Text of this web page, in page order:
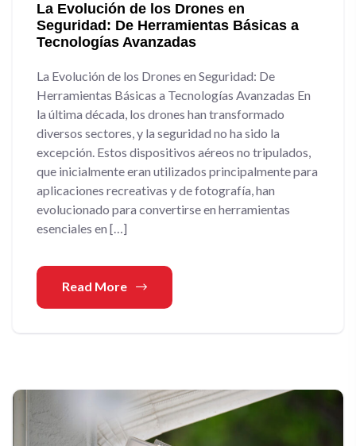
La Evolución de los Drones en
Seguridad: De Herramientas Básicas a
Tecnologías Avanzadas
La Evolución de los Drones en Seguridad: De
Herramientas Básicas a Tecnologías Avanzadas En
la última década, los drones han transformado
diversos sectores, y la seguridad no ha sido la
excepción. Estos dispositivos aéreos no tripulados,
que inicialmente eran utilizados principalmente para
aplicaciones recreativas y de fotografía, han
evolucionado para convertirse en herramientas
esenciales en […]
Read More